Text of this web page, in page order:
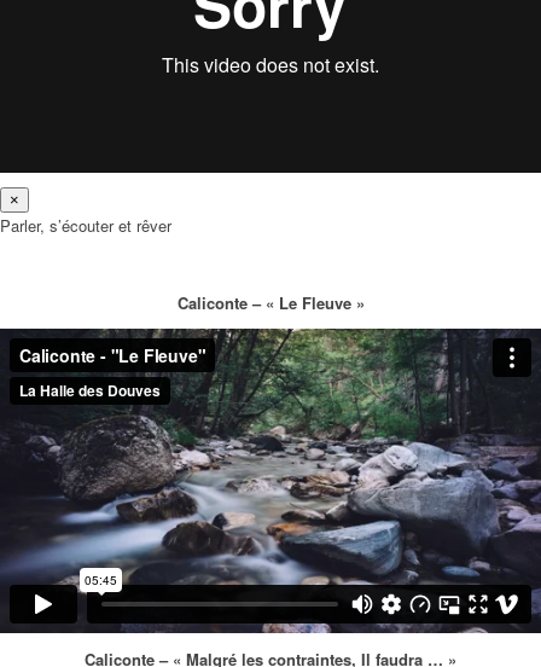
×
Parler, s’écouter et rêver
Caliconte – « Le Fleuve »
Caliconte – « Malgré les contraintes, Il faudra … »